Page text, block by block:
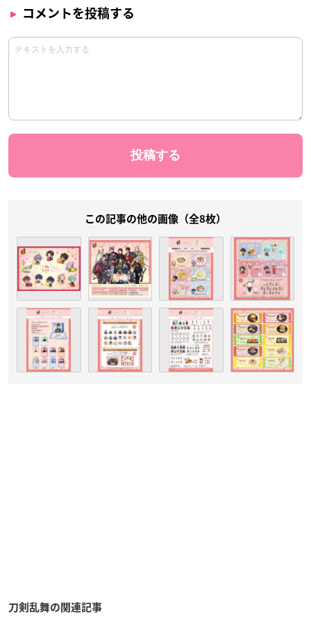
コメントを投稿する
この記事の他の画像（全8枚）
刀剣乱舞の関連記事